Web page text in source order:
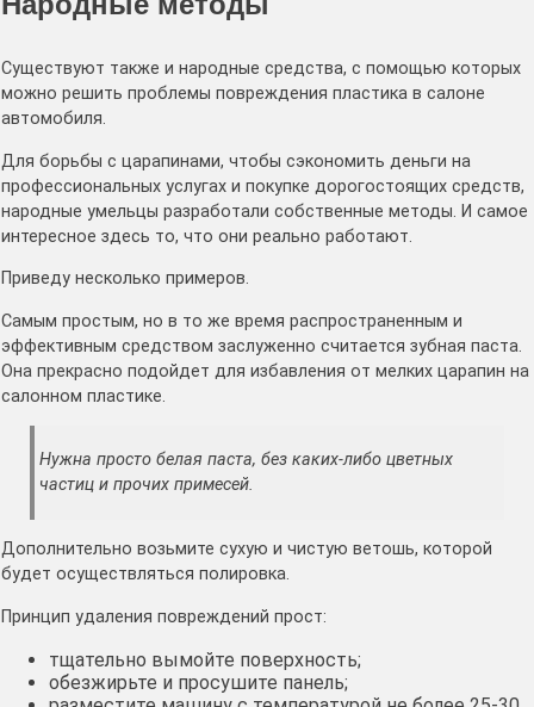
Существуют также и народные средства, с помощью которых
можно решить проблемы повреждения пластика в салоне
автомобиля.
Для борьбы с царапинами, чтобы сэкономить деньги на
профессиональных услугах и покупке дорогостоящих средств,
народные умельцы разработали собственные методы. И самое
интересное здесь то, что они реально работают.
Приведу несколько примеров.
Самым простым, но в то же время распространенным и
эффективным средством заслуженно считается зубная паста.
Она прекрасно подойдет для избавления от мелких царапин на
салонном пластике.
Нужна просто белая паста, без каких-либо цветных
частиц и прочих примесей.
Дополнительно возьмите сухую и чистую ветошь, которой
будет осуществляться полировка.
Принцип удаления повреждений прост:
тщательно вымойте поверхность;
обезжирьте и просушите панель;